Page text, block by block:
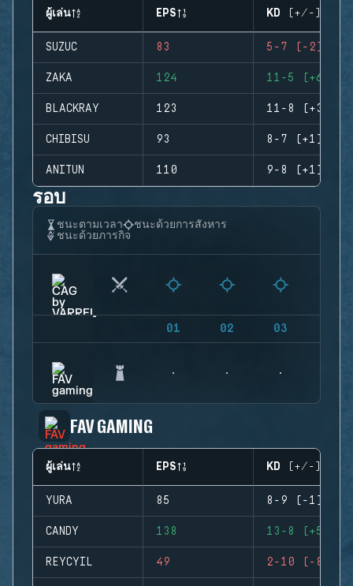
ผู้เล่น EPS KD (+/-)
SUZUC 83 5-7 (-2)
ZAKA 124 11-5 (+6)
BLACKRAY 123 11-8 (+3)
CHIBISU 93 8-7 (+1)
ANITUN 110 9-8 (+1)
รอบ
ชนะตามเวลา
ชนะด้วยการสังหาร
ชนะด้วยภารกิจ
01 02 03
FAV GAMING
ผู้เล่น EPS KD (+/-)
YURA 85 8-9 (-1)
CANDY 138 13-8 (+5)
REYCYIL 49 2-10 (-8)